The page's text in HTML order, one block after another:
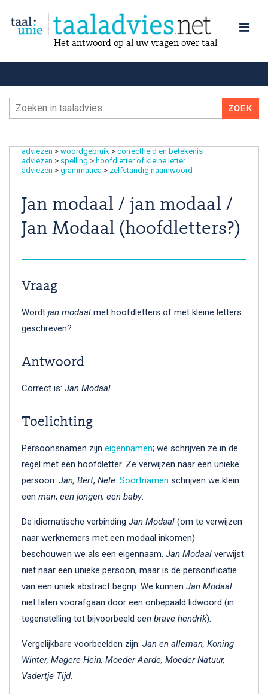
Het antwoord op al uw vragen over taal
adviezen > woordgebruik > correctheid en betekenis
adviezen > spelling > hoofdletter of kleine letter
adviezen > grammatica > zelfstandig naamwoord
Jan modaal / jan modaal /
Jan Modaal (hoofdletters?)
Vraag
Wordt jan modaal met hoofdletters of met kleine letters
geschreven?
Antwoord
Correct is: Jan Modaal.
Toelichting
Persoonsnamen zijn eigennamen; we schrijven ze in de
regel met een hoofdletter. Ze verwijzen naar een unieke
persoon: Jan, Bert, Nele. Soortnamen schrijven we klein:
een man, een jongen, een baby.
De idiomatische verbinding Jan Modaal (om te verwijzen
naar werknemers met een modaal inkomen)
beschouwen we als een eigennaam. Jan Modaal verwijst
niet naar een unieke persoon, maar is de personificatie
van een uniek abstract begrip. We kunnen Jan Modaal
niet laten voorafgaan door een onbepaald lidwoord (in
tegenstelling tot bijvoorbeeld een brave hendrik).
Vergelijkbare voorbeelden zijn: Jan en alleman, Koning
Winter, Magere Hein, Moeder Aarde, Moeder Natuur,
Vadertje Tijd.